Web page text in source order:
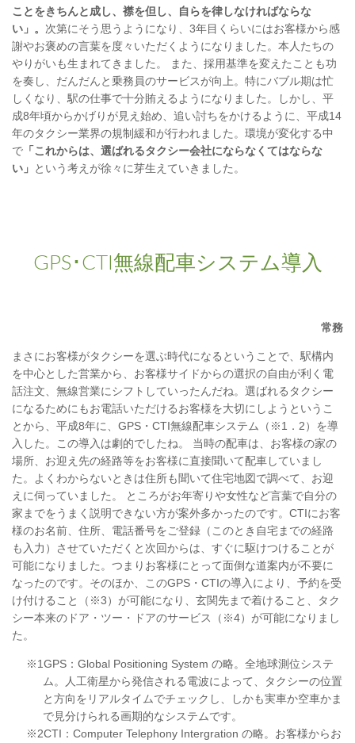
ことをきちんと成し、襟を但し、自らを律しなければならな
い」。 次第にそう思うようになり、3年目くらいにはお客様から感
謝やお褒めの言葉を度々いただくようになりました。本人たちの
やりがいも生まれてきました。 また、採用基準を変えたことも功
を奏し、だんだんと乗務員のサービスが向上。特にバブル期は忙
しくなり、駅の仕事で十分賄えるようになりました。しかし、平
成8年頃からかげりが見え始め、追い討ちをかけるように、平成14
年のタクシー業界の規制緩和が行われました。環境が変化する中
で 「これからは、選ばれるタクシー会社にならなくてはならな
い」 という考えが徐々に芽生えていきました。
GPS･CTI無線配車システム導入
常務
まさにお客様がタクシーを選ぶ時代になるということで、駅構内
を中心とした営業から、お客様サイドからの選択の自由が利く電
話注文、無線営業にシフトしていったんだね。選ばれるタクシー
になるためにもお電話いただけるお客様を大切にしようというこ
とから、平成8年に、GPS・CTI無線配車システム（※1．2）を導
入した。この導入は劇的でしたね。 当時の配車は、お客様の家の
場所、お迎え先の経路等をお客様に直接聞いて配車していまし
た。よくわからないときは住所も聞いて住宅地図で調べて、お迎
えに伺っていました。 ところがお年寄りや女性など言葉で自分の
家までをうまく説明できない方が案外多かったのです。CTIにお客
様のお名前、住所、電話番号をご登録（このとき自宅までの経路
も入力）させていただくと次回からは、すぐに駆けつけることが
可能になりました。つまりお客様にとって面倒な道案内が不要に
なったのです。そのほか、このGPS・CTIの導入により、予約を受
け付けること（※3）が可能になり、玄関先まで着けること、タク
シー本来のドア・ツー・ドアのサービス（※4）が可能になりまし
た。
※1GPS：Global Positioning System の略。全地球測位システ
ム。人工衛星から発信される電波によって、タクシーの位置
と方向をリアルタイムでチェックし、しかも実車か空車かま
で見分けられる画期的なシステムです。
※2CTI：Computer Telephony Intergration の略。お客様からお